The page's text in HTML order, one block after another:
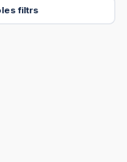
filtrs